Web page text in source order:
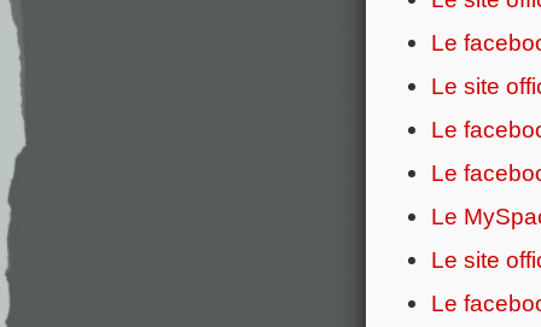
Le
Le site
Le
Le
Le
Le site
Le